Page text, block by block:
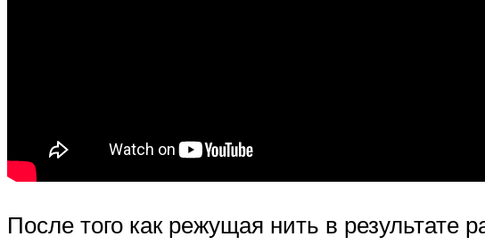
После того как режущая нить в результате